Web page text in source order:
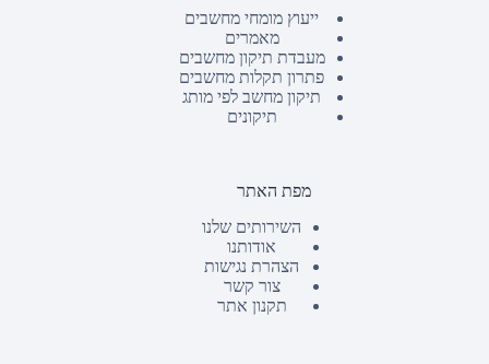
ייעוץ מומחי מחשבים
מאמרים
מעבדת תיקון מחשבים
פתרון תקלות מחשבים
תיקון מחשב לפי מותג
תיקונים
מפת האתר
השירותים שלנו
אודותנו
הצהרת נגישות
צור קשר
תקנון אתר